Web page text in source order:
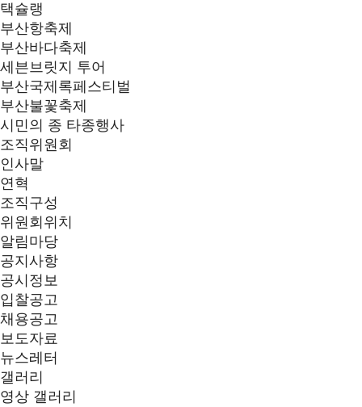
택슐랭
부산항축제
부산바다축제
세븐브릿지 투어
부산국제록페스티벌
부산불꽃축제
시민의 종 타종행사
조직위원회
인사말
연혁
조직구성
위원회위치
알림마당
공지사항
공시정보
입찰공고
채용공고
보도자료
뉴스레터
갤러리
영상 갤러리